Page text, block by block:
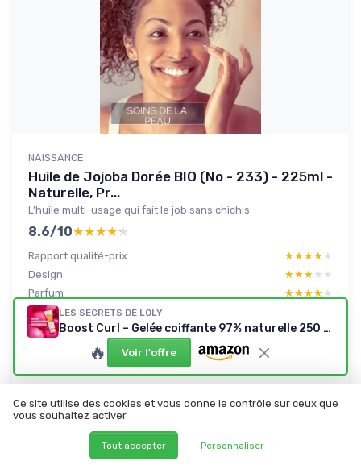
NAISSANCE
Huile de Jojoba Dorée BIO (No - 233) - 225ml -
Naturelle, Pr...
L’huile multi-usage qui fait le job sans chichis
8.6/10★★★★★
★★★★★
Rapport qualité-prix ★★★★★
★★★★★
Design
★★★★★
★★★★★
Parfum
★★★★★
★★★★★
Ingredients
Lire le test produit complet
LES SECRETS DE LOLY
Boost Curl – Gelée coiffante 97% naturelle 250 ml
🔥 Voir l'offre
Ce site utilise des cookies et vous donne le contrôle sur ceux que
vous souhaitez activer
Tout accepter Personnaliser